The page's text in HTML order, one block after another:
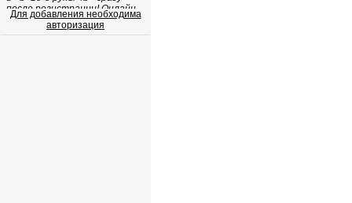
Для добавления необходима
авторизация